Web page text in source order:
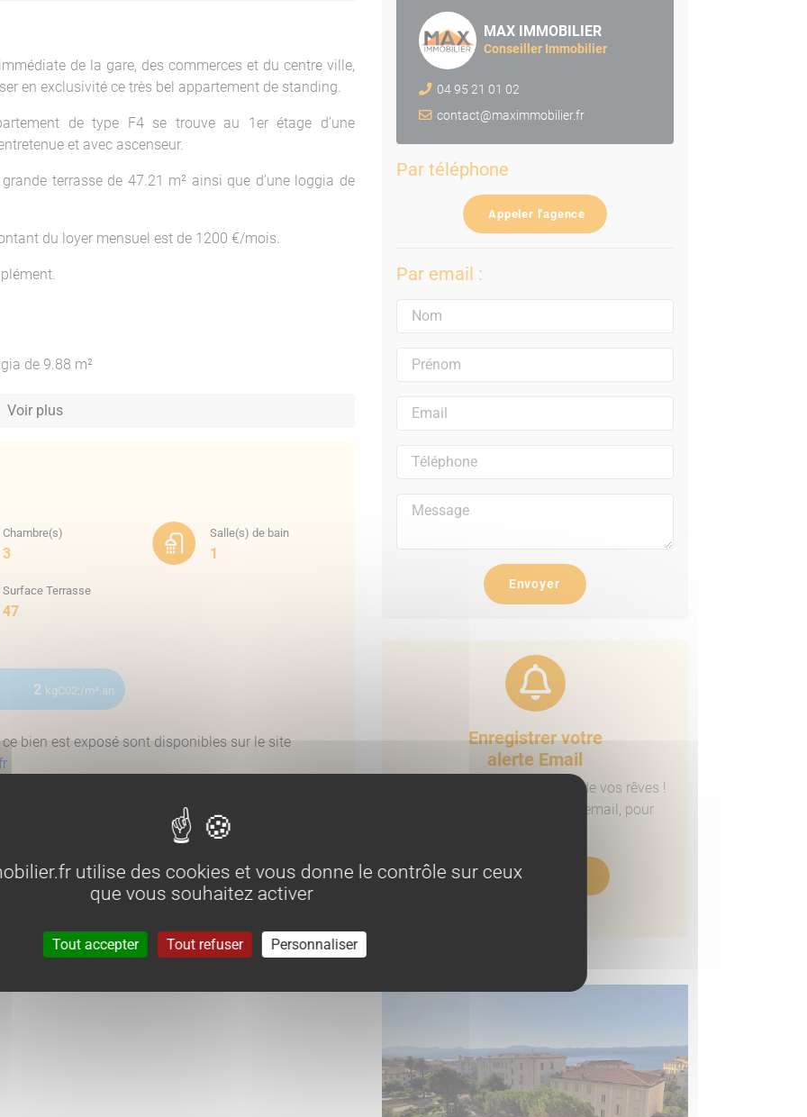
de la gare, des commerces et du centre ville,
en exclusivité ce très bel appartement de standing.
de type F4 se trouve au 1er étage d’une
et avec ascenseur.
terrasse de 47.21 m² ainsi que d'une loggia de
du loyer mensuel est de 1200 €/mois.
de 9.88 m²
la salle de bain,
électriques,
Voir plus
Chambre(s)
3
Salle(s) de bain
1
Surface Terrasse
47
2 kgC02;/m².an
bien est exposé sont disponibles sur le site
MAX IMMOBILIER
Conseiller Immobilier
04 95 21 01 02
contact@maximmobilier.fr
Par téléphone
Appeler l'agence
Par email :
Envoyer
Enregistrer votre
alerte Email
Vous ne trouvez pas le bien de vos rêves !
inscrivez vous à notre alerte email, pour
Créer mon alerte
utilise des cookies et vous donne le contrôle sur ceux
que vous souhaitez activer
Tout accepter Tout refuser Personnaliser